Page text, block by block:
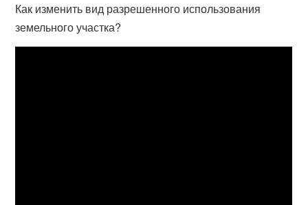
Как изменить вид разрешенного использования
земельного участка?